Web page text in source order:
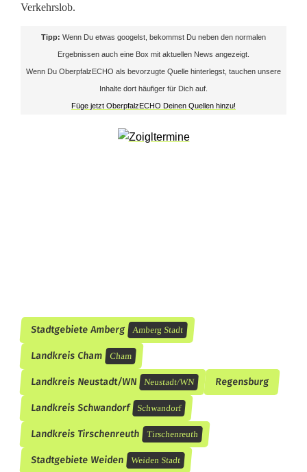
i
c
h
b
e
e
Verkehrslob.
Tipp: Wenn Du etwas googelst, bekommst Du neben den normalen
Ergebnissen auch eine Box mit aktuellen News angezeigt.
Wenn Du OberpfalzECHO als bevorzugte Quelle hinterlegst, tauchen unsere
Inhalte dort häufiger für Dich auf.
Füge jetzt OberpfalzECHO Deinen Quellen hinzu!
Stadtgebiete Amberg Amberg Stadt
Landkreis Cham Cham
Landkreis Neustadt/WN Neustadt/WN Regensburg
Landkreis Schwandorf Schwandorf
Landkreis Tirschenreuth Tirschenreuth
Stadtgebiete Weiden Weiden Stadt